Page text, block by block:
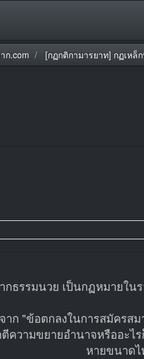
ก.com [กฏกติกามารยาท] กฏเหล็
กธรรมนวย เป็นกฏหมายใน
าก "ข้อตกลงในการสมัครส
ความขยายอำนาจหรืออะไ
หายขนาด